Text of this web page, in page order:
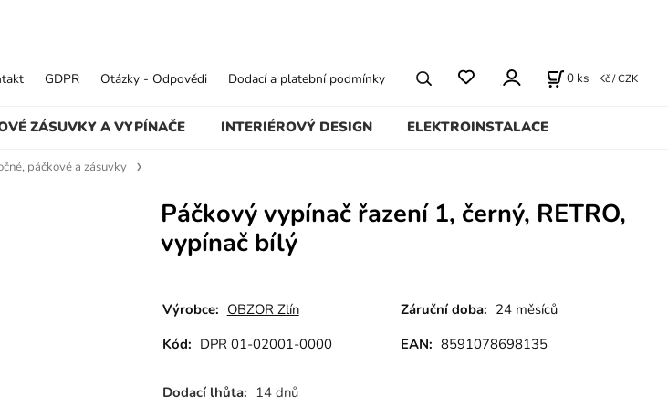
ZÁSUVKY A VYPÍNAČE INTERIÉROVÝ DESIGN ELEKTROINSTALACE
GDPR Otázky - Odpovědi Dodací a platební podmínky 0 ks Kč / CZK
páčkové a zásuvky
Páčkový vypínač řazení 1, černý, RETRO,
vypínač bílý
Výrobce: OBZOR Zlín Záruční doba: 24 měsíců
Kód: DPR 01-02001-0000 EAN: 8591078698135
Dodací lhůta: 14 dnů